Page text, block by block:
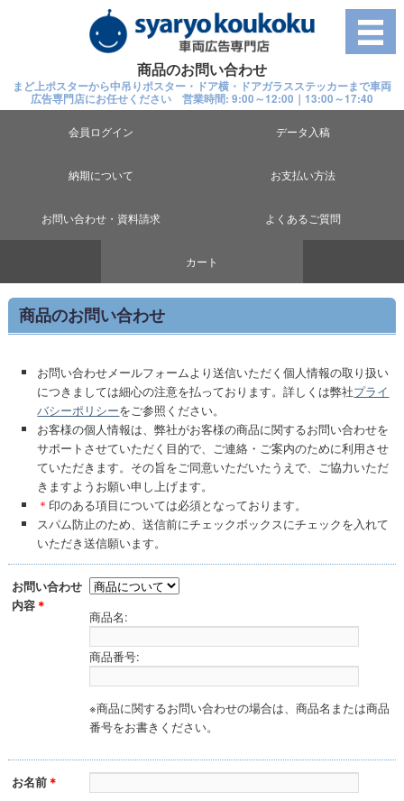
商品のお問い合わせ
まど上ポスターから中吊りポスター・ドア横・ドアガラスステッカーまで車両
広告専門店にお任せください 営業時間: 9:00～12:00｜13:00～17:40
会員ログイン データ入稿
納期について お支払い方法
お問い合わせ・資料請求 よくあるご質問
カート
商品のお問い合わせ
お問い合わせメールフォームより送信いただく個人情報の取り扱い
につきましては細心の注意を払っております。詳しくは弊社プライ
バシーポリシーをご参照ください。
お客様の個人情報は、弊社がお客様の商品に関するお問い合わせを
サポートさせていただく目的で、ご連絡・ご案内のために利用させ
ていただきます。その旨をご同意いただいたうえで、ご協力いただ
きますようお願い申し上げます。
＊ 印のある項目については必須となっております。
スパム防止のため、送信前にチェックボックスにチェックを入れて
いただき送信願います。
お問い合わせ
内容 ＊
商品名:
商品番号:
※商品に関するお問い合わせの場合は、商品名または商品
番号をお書きください。
お名前 ＊